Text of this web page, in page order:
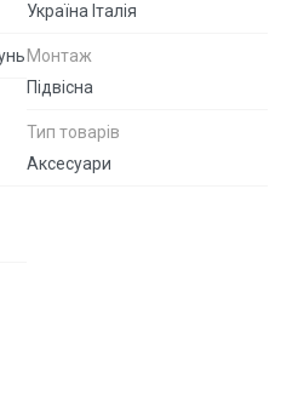
Україна Італія
Монтаж
Підвісна
Тип товарів
Аксесуари